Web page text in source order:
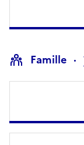
Famille